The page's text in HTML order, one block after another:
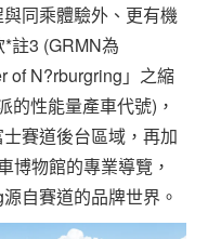
同乘體驗外、更有機
註3 (GRMN為
of N?rburgring」之縮
的性能量產車代號)，
賽道後台區域，再加
博物館的專業導覽，
自賽道的品牌世界。